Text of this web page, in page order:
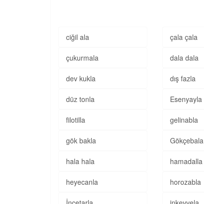
ciğil ala çala çala
çukurmala dala dala
dev kukla dış fazla
düz tonla Esenyayla
filotilla gelinabla
gök bakla Gökçebala
hala hala hamadalla
heyecanla horozabla